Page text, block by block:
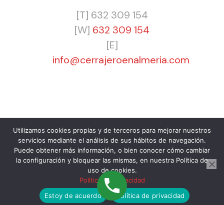
[T] 632 309 154
[W] 632 309 154
[E]
info@cerrajeroenalmeria.com
© 2024 Cerrajero Almería 24H Barato. Urgencias 365
días a cualquier hora. Cerrajero para Particulares,
Empresas y Comunidades.
¿En que te podemos ayudar?
Utilizamos cookies propias y de terceros para mejorar nuestros
servicios mediante el análisis de sus hábitos de navegación.
Puede obtener más información, o bien conocer cómo cambiar
la configuración y bloquear las mismas, en nuestra Política de
uso de cookies.
Política de privacidad
Estoy de acuerdo
Política de privacidad